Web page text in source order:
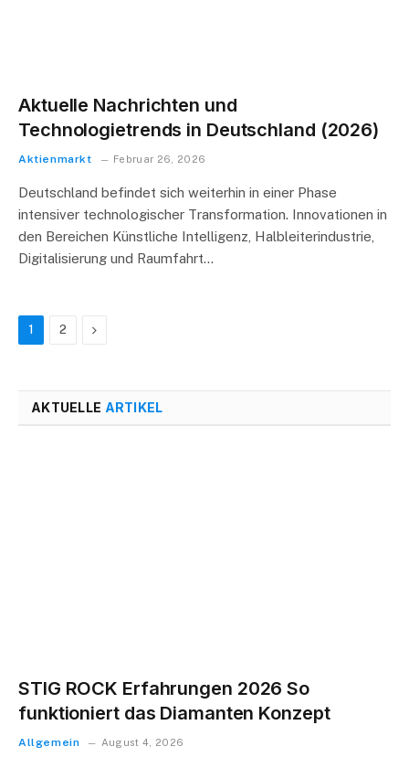
Aktuelle Nachrichten und
Technologietrends in Deutschland (2026)
Aktienmarkt Februar 26, 2026
Deutschland befindet sich weiterhin in einer Phase
intensiver technologischer Transformation. Innovationen in
den Bereichen Künstliche Intelligenz, Halbleiterindustrie,
Digitalisierung und Raumfahrt…
1 2 Next
AKTUELLE ARTIKEL
STIG ROCK Erfahrungen 2026 So
funktioniert das Diamanten Konzept
Allgemein August 4, 2026